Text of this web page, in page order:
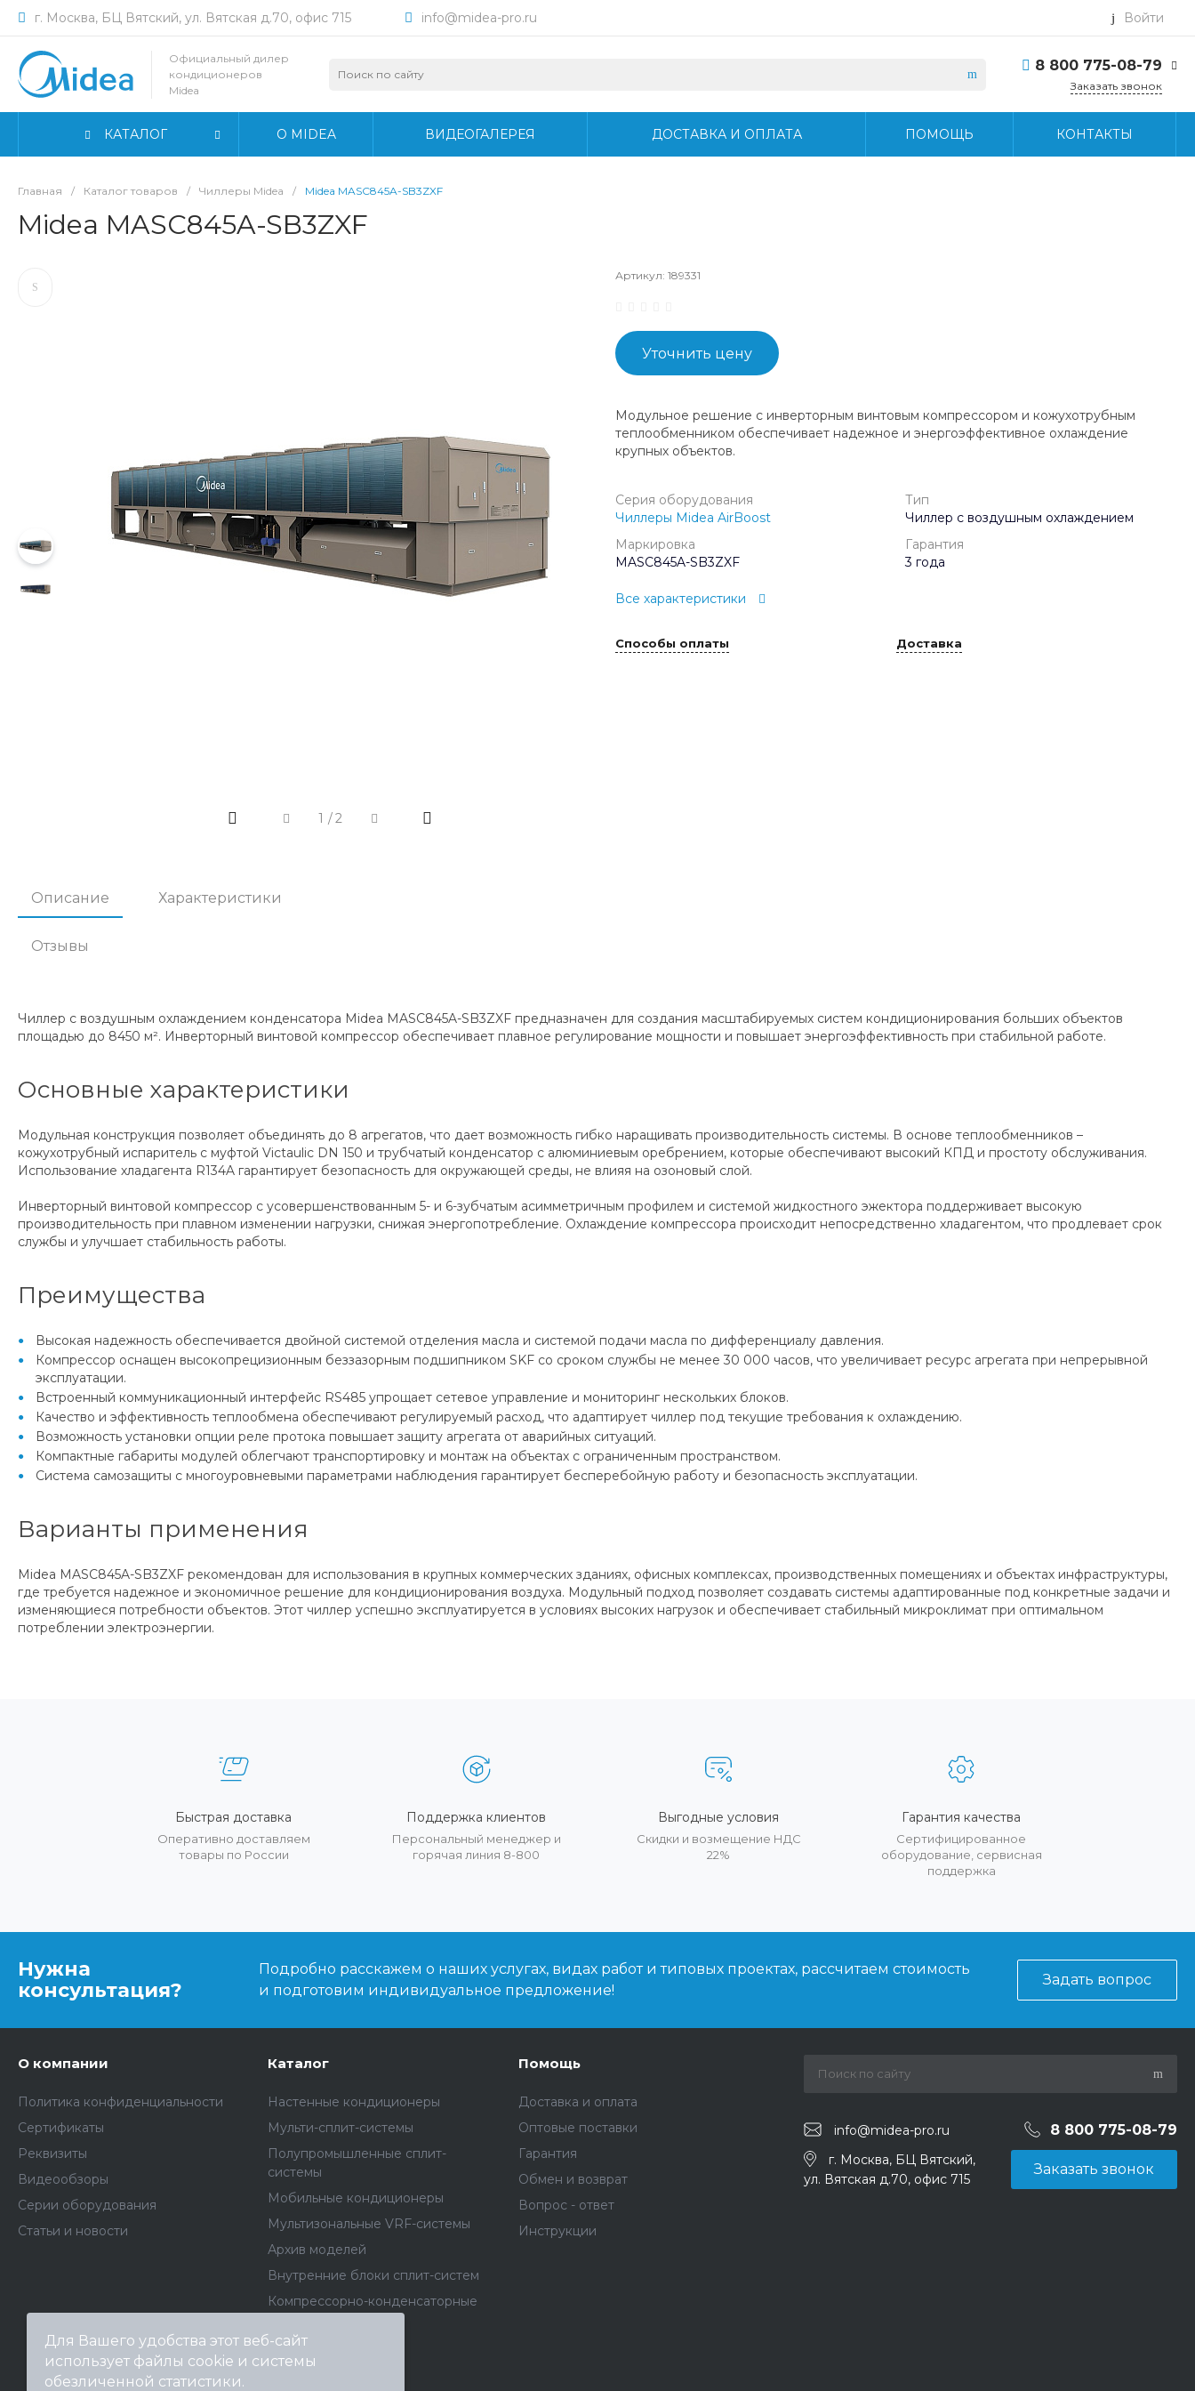
г. Москва, БЦ Вятский, ул. Вятская д.70, офис 715 info@midea-pro.ru Войти
Официальный дилер
кондиционеров
Midea
8 800 775-08-79
г. Москва, БЦ Вятский,
Заказать звонок
КАТАЛОГ О MIDEA ВИДЕОГАЛЕРЕЯ ДОСТАВКА И ОПЛАТА ПОМОЩЬ КОНТАКТЫ
Главная / Каталог товаров / Чиллеры Midea / Midea MASC845A-SB3ZXF
Midea MASC845A-SB3ZXF
1 /2
Артикул: 189331
Уточнить цену
Модульное решение с инверторным винтовым компрессором и кожухотрубным
теплообменником обеспечивает надежное и энергоэффективное охлаждение
крупных объектов.
Серия оборудования
Чиллеры Midea AirBoost
Тип
Чиллер с воздушным охлаждением
Маркировка
MASC845A-SB3ZXF
Гарантия
3 года
Все характеристики
Способы оплаты Доставка
Описание Характеристики
Отзывы
Чиллер с воздушным охлаждением конденсатора Midea MASC845A-SB3ZXF предназначен для создания масштабируемых систем кондиционирования больших объектов
площадью до 8450 м². Инверторный винтовой компрессор обеспечивает плавное регулирование мощности и повышает энергоэффективность при стабильной работе.
Основные характеристики
Модульная конструкция позволяет объединять до 8 агрегатов, что дает возможность гибко наращивать производительность системы. В основе теплообменников –
кожухотрубный испаритель с муфтой Victaulic DN 150 и трубчатый конденсатор с алюминиевым оребрением, которые обеспечивают высокий КПД и простоту обслуживания.
Использование хладагента R134A гарантирует безопасность для окружающей среды, не влияя на озоновый слой.
Инверторный винтовой компрессор с усовершенствованным 5- и 6-зубчатым асимметричным профилем и системой жидкостного эжектора поддерживает высокую
производительность при плавном изменении нагрузки, снижая энергопотребление. Охлаждение компрессора происходит непосредственно хладагентом, что продлевает срок
службы и улучшает стабильность работы.
Преимущества
Высокая надежность обеспечивается двойной системой отделения масла и системой подачи масла по дифференциалу давления.
Компрессор оснащен высокопрецизионным беззазорным подшипником SKF со сроком службы не менее 30 000 часов, что увеличивает ресурс агрегата при непрерывной
эксплуатации.
Встроенный коммуникационный интерфейс RS485 упрощает сетевое управление и мониторинг нескольких блоков.
Качество и эффективность теплообмена обеспечивают регулируемый расход, что адаптирует чиллер под текущие требования к охлаждению.
Возможность установки опции реле протока повышает защиту агрегата от аварийных ситуаций.
Компактные габариты модулей облегчают транспортировку и монтаж на объектах с ограниченным пространством.
Система самозащиты с многоуровневыми параметрами наблюдения гарантирует бесперебойную работу и безопасность эксплуатации.
Варианты применения
Midea MASC845A-SB3ZXF рекомендован для использования в крупных коммерческих зданиях, офисных комплексах, производственных помещениях и объектах инфраструктуры,
где требуется надежное и экономичное решение для кондиционирования воздуха. Модульный подход позволяет создавать системы адаптированные под конкретные задачи и
изменяющиеся потребности объектов. Этот чиллер успешно эксплуатируется в условиях высоких нагрузок и обеспечивает стабильный микроклимат при оптимальном
потреблении электроэнергии.
Быстрая доставка
Оперативно доставляем
товары по России
Поддержка клиентов
Персональный менеджер и
горячая линия 8-800
Выгодные условия
Скидки и возмещение НДС
22%
Гарантия качества
Сертифицированное
оборудование, сервисная
поддержка
Нужна
консультация?
Подробно расскажем о наших услугах, видах работ и типовых проектах, рассчитаем стоимость
и подготовим индивидуальное предложение!
Задать вопрос
О компании
Политика конфиденциальности
Сертификаты
Реквизиты
Видеообзоры
Серии оборудования
Статьи и новости
Каталог
Настенные кондиционеры
Мульти-сплит-системы
Полупромышленные сплит-
системы
Мобильные кондиционеры
Мультизональные VRF-системы
Архив моделей
Внутренние блоки сплит-систем
Компрессорно-конденсаторные
Фанкойлы
Чиллеры
Помощь
Доставка и оплата
Оптовые поставки
Гарантия
Обмен и возврат
Вопрос - ответ
Инструкции
info@midea-pro.ru 8 800 775-08-79
г. Москва, БЦ Вятский,
ул. Вятская д.70, офис 715
Заказать звонок
Для Вашего удобства этот веб-сайт
использует файлы cookie и системы
обезличенной статистики.